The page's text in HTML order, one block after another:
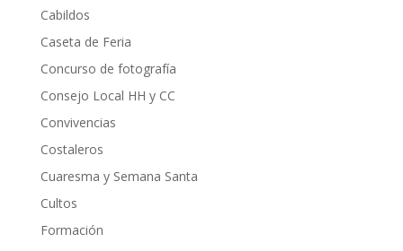
Cabildos
Caseta de Feria
Concurso de fotografía
Consejo Local HH y CC
Convivencias
Costaleros
Cuaresma y Semana Santa
Cultos
Formación